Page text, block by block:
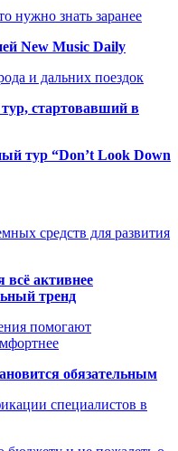
нужно знать заранее
New Music Daily
и дальних поездок
стартовавший в
тур “Don’t Look Down
средств для развития
активнее
тренд
помогают
обязательным
специалистов в